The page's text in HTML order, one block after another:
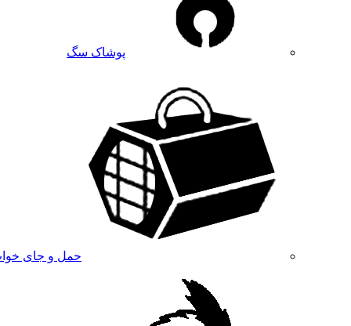
پوشاک سگ
حمل و جای